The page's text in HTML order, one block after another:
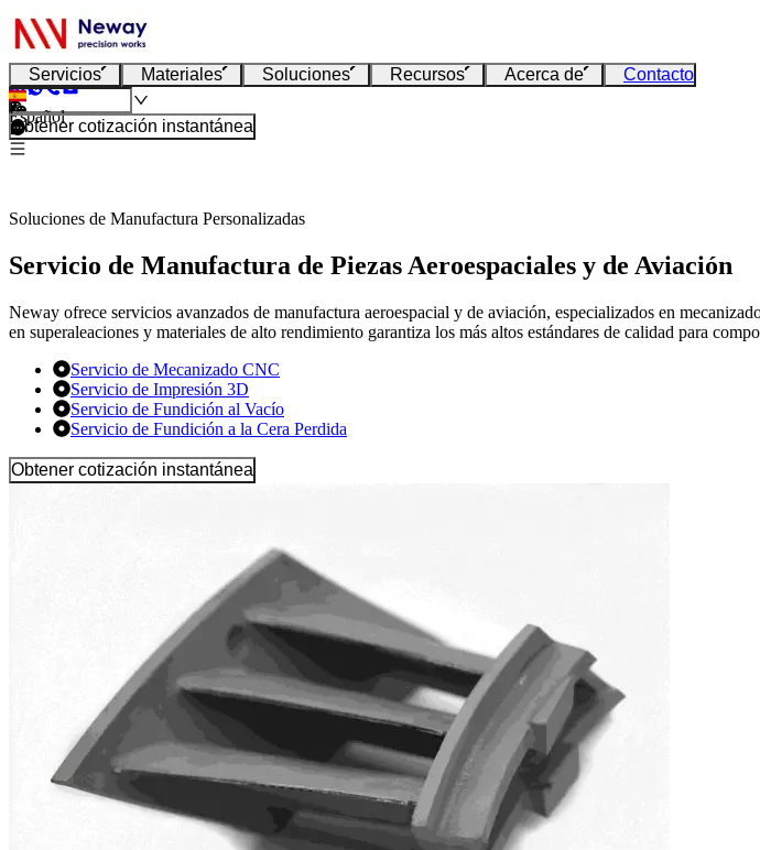
Servicios Materiales Soluciones Recursos Acerca de Contacto
Español
Obtener cotización instantánea
Soluciones de Manufactura Personalizadas
Servicio de Manufactura de Piezas Aeroespaciales y de Aviación
Neway ofrece servicios avanzados de manufactura aeroespacial y de aviación, especializados en
en superaleaciones y materiales de alto rendimiento garantiza los más altos estándares de calidad para
Servicio de Mecanizado CNC
Servicio de Impresión 3D
Servicio de Fundición al Vacío
Servicio de Fundición a la Cera Perdida
Obtener cotización instantánea